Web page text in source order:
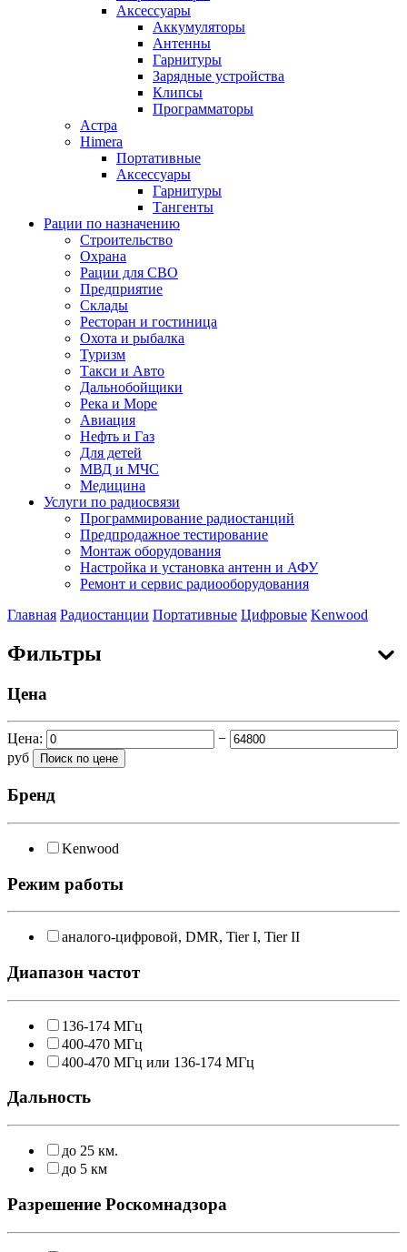
Аксессуары
Аккумуляторы
Антенны
Гарнитуры
Зарядные устройства
Клипсы
Программаторы
Астра
Himera
Портативные
Аксессуары
Гарнитуры
Тангенты
Рации по назначению
Строительство
Охрана
Рации для СВО
Предприятие
Склады
Ресторан и гостиница
Охота и рыбалка
Туризм
Такси и Авто
Дальнобойщики
Река и Море
Авиация
Нефть и Газ
Для детей
МВД и МЧС
Медицина
Услуги по радиосвязи
Программирование радиостанций
Предпродажное тестирование
Монтаж оборудования
Настройка и установка антенн и АФУ
Ремонт и сервис радиооборудования
Главная Радиостанции Портативные Цифровые Kenwood
Фильтры
Цена
Цена:
−
руб
Бренд
Kenwood
Режим работы
аналого-цифровой, DMR, Tier I, Tier II
Диапазон частот
136-174 МГц
400-470 МГц
400-470 МГц или 136-174 МГц
Дальность
до 25 км.
до 5 км
Разрешение Роскомнадзора